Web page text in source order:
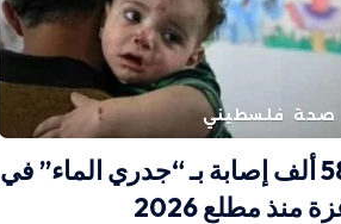
صحة فلسطيني
58 ألف إصابة بـ “جدري الماء” في
منذ مطلع 2026